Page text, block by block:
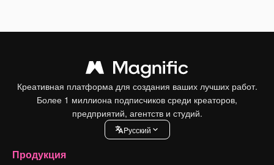
Креативная платформа для создания ваших лучших работ.
Более 1 миллиона подписчиков среди креаторов,
предприятий, агентств и студий.
Pусский
Продукция